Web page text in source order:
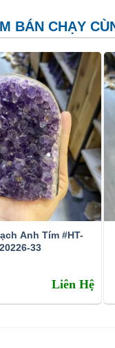
đá thạch anh tím
BÁN CHẠY
Anh Tím #HT-
33
Liên Hệ